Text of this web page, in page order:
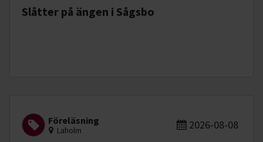
Slåtter på ängen i Sågsbo
Föreläsning
Laholm 2026-08-08